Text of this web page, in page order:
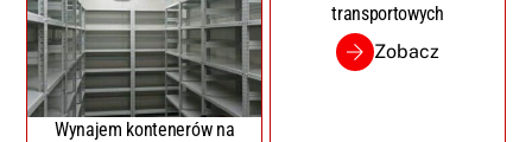
Wynajem kontenerów na
transportowych
Zobacz